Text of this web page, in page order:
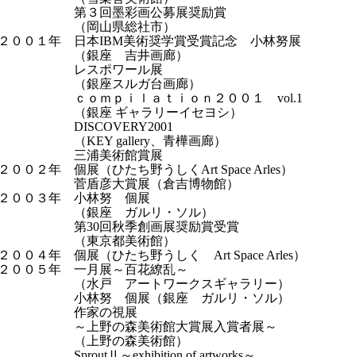
第３回墨彩画公募展奨励賞
（岡山県総社市）
２００１年 日本IBM美術奨学賞受賞記念 小林努展
（銀座 吉井画廊）
レスポワール展
（銀座スルガ台画廊）
ｃｏｍｐｉｌａｔｉｏｎ２００１ vol.1
（銀座 ギャラリーイセヨシ）
DISCOVERY2001
（KEY gallery、青樺画廊）
三浦美術館賞展
２００２年 個展（ひたち野うしくArt Space Arles）
菅盾彦大賞展（倉吉博物館）
２００３年 小林努 個展
（銀座 ガルリ・ソル）
第30回秋季創画展奨励賞受賞
（東京都美術館）
２００４年 個展（ひたち野うしく Art Space Arles）
２００５年 一月展～百花繚乱～
（水戸 アートワークスギャラリー）
小林努 個展（銀座 ガルリ・ソル）
作家の視展
～上野の森美術館大賞展入賞者展～
（上野の森美術館）